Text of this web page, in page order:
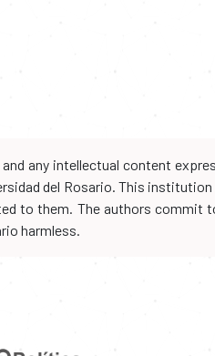
any intellectual content
del Rosario. This
to them. The authors commit
harmless.